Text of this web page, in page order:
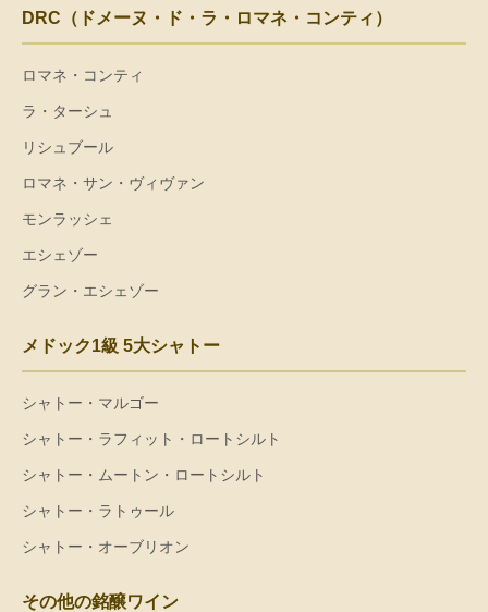
DRC（ドメーヌ・ド・ラ・ロマネ・コンティ）
ロマネ・コンティ
ラ・ターシュ
リシュブール
ロマネ・サン・ヴィヴァン
モンラッシェ
エシェゾー
グラン・エシェゾー
メドック1級 5大シャトー
シャトー・マルゴー
シャトー・ラフィット・ロートシルト
シャトー・ムートン・ロートシルト
シャトー・ラトゥール
シャトー・オーブリオン
その他の銘醸ワイン